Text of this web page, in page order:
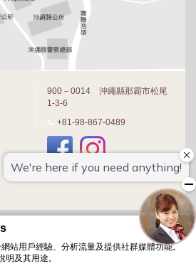
站用戶經驗、分析流量及提供社群媒體功能。
及其用途。
900－0014 沖繩縣那霸市松尾
1-3-6
+81-98-867-0489